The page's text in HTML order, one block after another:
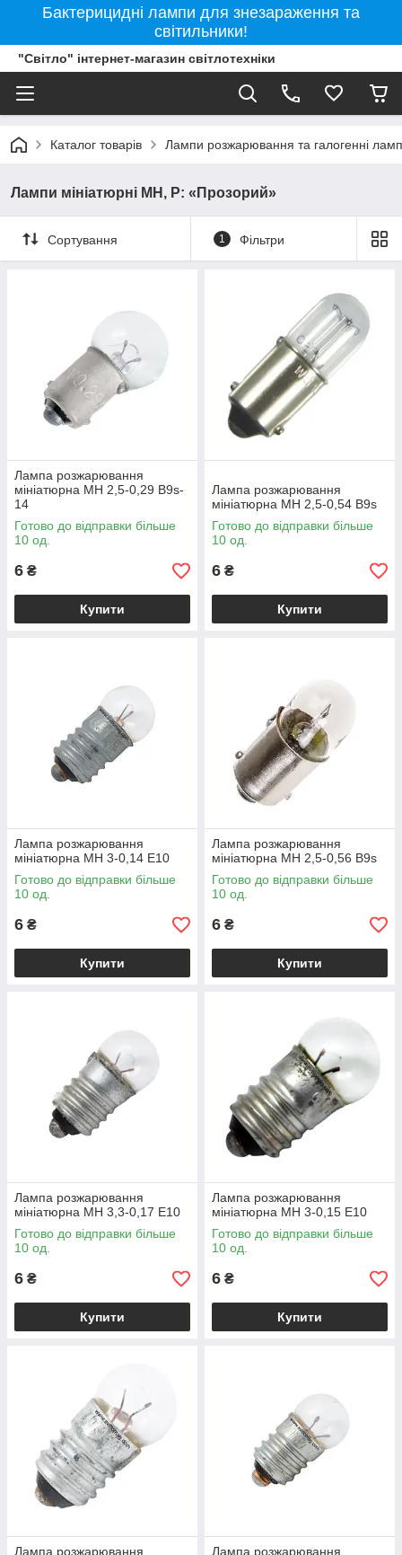
Бактерицидні лампи для знезараження та
світильники!
"Світло" інтернет-магазин світлотехніки
Каталог товарів Лампи розжарювання та галогенні
Лампи мініатюрні МН, Р: «Прозорий»
Сортування 1 Фільтри
Лампа розжарювання
мініатюрна МН 2,5-0,29 В9s-
14
Готово до відправки більше
10 од.
6 ₴
Купити
Лампа розжарювання
мініатюрна МН 2,5-0,54 B9s
Готово до відправки більше
10 од.
6 ₴
Купити
Лампа розжарювання
мініатюрна МН 3-0,14 Е10
Готово до відправки більше
10 од.
6 ₴
Купити
Лампа розжарювання
мініатюрна МН 2,5-0,56 В9s
Готово до відправки більше
10 од.
6 ₴
Купити
Лампа розжарювання
мініатюрна МН 3,3-0,17 Е10
Готово до відправки більше
10 од.
6 ₴
Купити
Лампа розжарювання
мініатюрна МН 3-0,15 Е10
Готово до відправки більше
10 од.
6 ₴
Купити
Лампа розжарювання
Лампа розжарювання